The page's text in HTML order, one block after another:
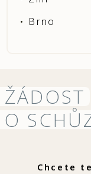
Brno
ŽÁDOST
O
Chcete